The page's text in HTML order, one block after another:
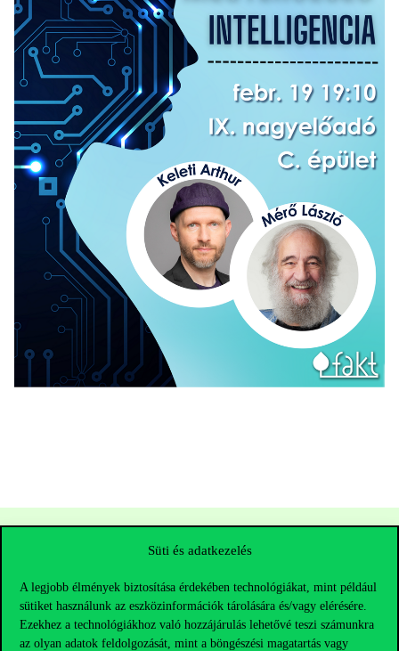
Süti és adatkezelés
A legjobb élmények biztosítása érdekében technológiákat, mint például
sütiket használunk az eszközinformációk tárolására és/vagy elérésére.
Ezekhez a technológiákhoz való hozzájárulás lehetővé teszi számunkra
az olyan adatok feldolgozását, mint a böngészési magatartás vagy